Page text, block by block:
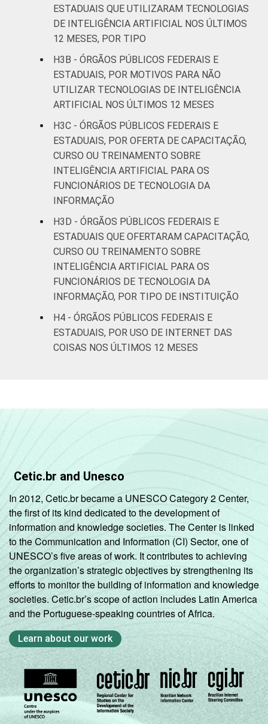
ESTADUAIS QUE UTILIZARAM TECNOLOGIAS
DE INTELIGÊNCIA ARTIFICIAL NOS ÚLTIMOS
12 MESES, POR TIPO
H3B - ÓRGÃOS PÚBLICOS FEDERAIS E
ESTADUAIS, POR MOTIVOS PARA NÃO
UTILIZAR TECNOLOGIAS DE INTELIGÊNCIA
ARTIFICIAL NOS ÚLTIMOS 12 MESES
H3C - ÓRGÃOS PÚBLICOS FEDERAIS E
ESTADUAIS, POR OFERTA DE CAPACITAÇÃO,
CURSO OU TREINAMENTO SOBRE
INTELIGÊNCIA ARTIFICIAL PARA OS
FUNCIONÁRIOS DE TECNOLOGIA DA
INFORMAÇÃO
H3D - ÓRGÃOS PÚBLICOS FEDERAIS E
ESTADUAIS QUE OFERTARAM CAPACITAÇÃO,
CURSO OU TREINAMENTO SOBRE
INTELIGÊNCIA ARTIFICIAL PARA OS
FUNCIONÁRIOS DE TECNOLOGIA DA
INFORMAÇÃO, POR TIPO DE INSTITUIÇÃO
H4 - ÓRGÃOS PÚBLICOS FEDERAIS E
ESTADUAIS, POR USO DE INTERNET DAS
COISAS NOS ÚLTIMOS 12 MESES
Cetic.br and Unesco
In 2012, Cetic.br became a UNESCO Category 2 Center,
the first of its kind dedicated to the development of
information and knowledge societies. The Center is linked
to the Communication and Information (CI) Sector, one of
UNESCO’s five areas of work. It contributes to achieving
the organization’s strategic objectives by strengthening its
efforts to monitor the building of information and knowledge
societies. Cetic.br’s scope of action includes Latin America
and the Portuguese-speaking countries of Africa.
Learn about our work